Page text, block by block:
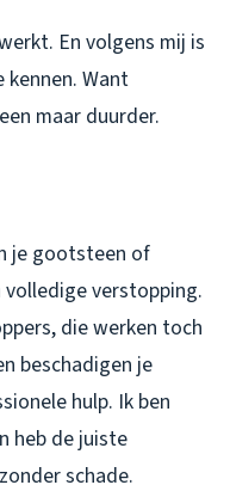
En volgens mij is
Want
maar duurder.
je gootsteen of
volledige verstopping.
die werken toch
beschadigen je
hulp. Ik ben
heb de juiste
schade.